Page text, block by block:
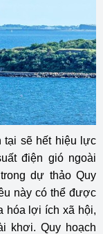
tại sẽ hết hiệu lực
điện gió ngoài
dự thảo Quy
này có thể được
hóa lợi ích xã hội,
khơi. Quy hoạch